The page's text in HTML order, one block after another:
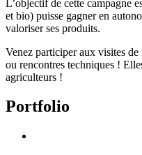
L’objectif de cette campagne
et bio) puisse gagner en
valoriser ses produits.
Venez participer aux visites
ou rencontres techniques !
agriculteurs !
Portfolio